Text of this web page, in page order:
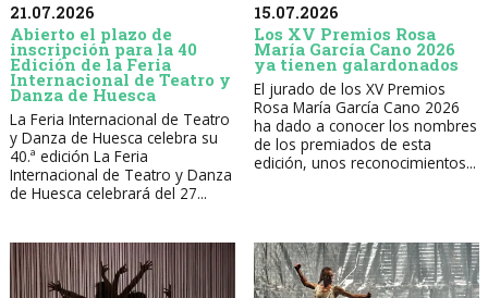
21.07.2026
Abierto el plazo de
inscripción para la 40
Edición de la Feria
Internacional de Teatro y
Danza de Huesca
La Feria Internacional de Teatro
y Danza de Huesca celebra su
40.ª edición La Feria
Internacional de Teatro y Danza
de Huesca celebrará del 27...
15.07.2026
Los XV Premios Rosa
María García Cano 2026
ya tienen galardonados
El jurado de los XV Premios
Rosa María García Cano 2026
ha dado a conocer los nombres
de los premiados de esta
edición, unos reconocimientos...